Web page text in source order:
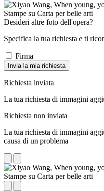
Desideri altre foto dell'opera?
Specifica la tua richiesta e ti
Firma
Invia la mia richiesta
Richiesta inviata
La tua richiesta di immagini
Richiesta non inviata
La tua richiesta di immagini
causa di un problema